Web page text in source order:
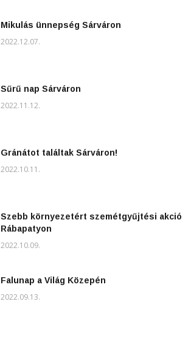
Mikulás ünnepség Sárváron
2022.12.07.
Sűrű nap Sárváron
2022.11.12.
Gránátot találtak Sárváron!
2022.10.11.
Szebb környezetért szemétgyűjtési akció
Rábapatyon
2022.10.09.
Falunap a Világ Közepén
2022.09.13.